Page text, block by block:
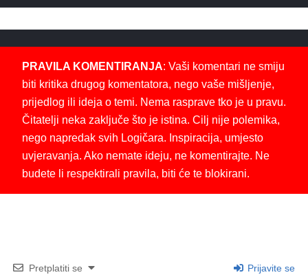
PRAVILA KOMENTIRANJA: Vaši komentari ne smiju
biti kritika drugog komentatora, nego vaše mišljenje,
prijedlog ili ideja o temi. Nema rasprave tko je u pravu.
Čitatelji neka zaključe što je istina. Cilj nije polemika,
nego napredak svih Logičara. Inspiracija, umjesto
uvjeravanja. Ako nemate ideju, ne komentirajte. Ne
budete li respektirali pravila, biti će te blokirani.
Pretplatiti se Prijavite se